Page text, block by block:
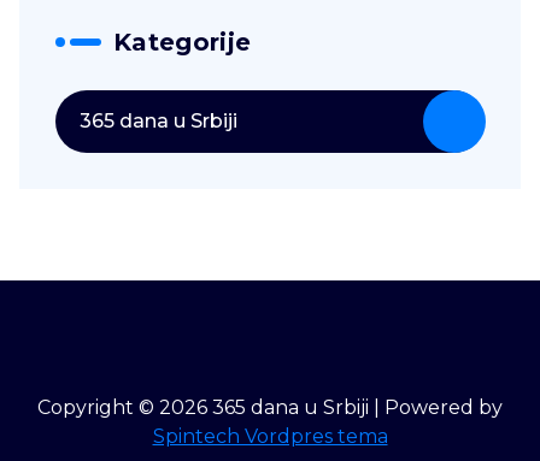
Kategorije
365 dana u Srbiji
Copyright © 2026 365 dana u Srbiji | Powered by
Spintech Vordpres tema